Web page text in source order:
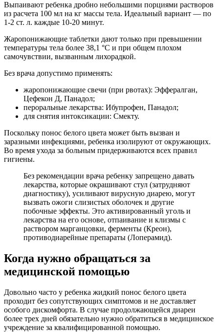
Выпаивают ребенка дробно небольшими порциями растворов
из расчета 100 мл на кг массы тела. Идеальный вариант — по
1-2 ст. л. каждые 10-20 минут.
Жаропонижающие таблетки дают только при превышении
температуры тела более 38,1 °С и при общем плохом
самочувствии, вызванным лихорадкой.
Без врача допустимо применять:
жаропонижающие свечи (при рвотах): Эффералган,
Цефекон Д, Панадол;
пероральные лекарства: Ибупрофен, Панадол;
для снятия интоксикации: Смекту.
Поскольку понос белого цвета может быть вызван и
заразными инфекциями, ребенка изолируют от окружающих.
Во время ухода за больным придерживаются всех правил
гигиены.
Без рекомендации врача ребенку запрещено давать
лекарства, которые окрашивают стул (затрудняют
диагностику), усиливают вирусную диарею, могут
вызвать ожоги слизистых оболочек и другие
побочные эффекты. Это активированный уголь и
лекарства на его основе, отпаивание и клизмы с
раствором марганцовки, ферменты (Креон),
противодиарейные препараты (Лоперамид).
Когда нужно обращаться за
медицинской помощью
Довольно часто у ребенка жидкий понос белого цвета
проходит без сопутствующих симптомов и не доставляет
особого дискомфорта. В случае продолжающейся диареи
более трех дней обязательно нужно обратиться в медицинское
учреждение за квалифицированной помощью.